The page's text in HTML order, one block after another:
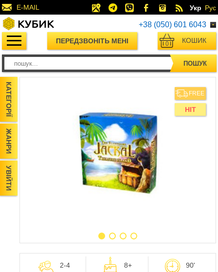
E-MAIL Укр Рус
+38 (050) 601 6043
ПЕРЕДЗВОНІТЬ МЕНІ КОШИК
0
ПОШУК
КАТЕГОРІЇ
ЖАНРИ
УВІЙТИ
FREE
HIT
2-4 8+ 90'